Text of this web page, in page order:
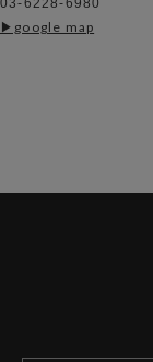
03-6228-6980
▶︎google map